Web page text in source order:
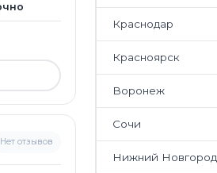
Нет отзывов
Краснодар
Красноярск
Воронеж
Сочи
Нижний Новгород